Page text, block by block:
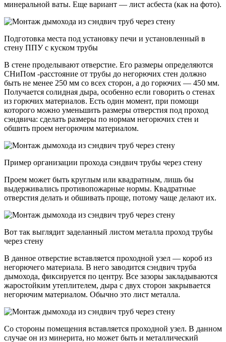
минеральной ваты. Еще вариант — лист асбеста (как на фото).
Подготовка места под установку печи и установленный в
стену ППУ с куском трубы
В стене проделывают отверстие. Его размеры определяются
СНиПом -расстояние от трубы до негорючих стен должно
быть не менее 250 мм со всех сторон, а до горючих — 450 мм.
Получается солидная дыра, особенно если говорить о стенах
из горючих материалов. Есть один момент, при помощи
которого можно уменьшить размеры отверстия под проход
сэндвича: сделать размеры по нормам негорючих стен и
обшить проем негорючим материалом.
Пример организации прохода сэндвич трубы через стену
Проем может быть круглым или квадратным, лишь бы
выдерживались противопожарные нормы. Квадратные
отверстия делать и обшивать проще, потому чаще делают их.
Вот так выглядит заделанный листом металла проход трубы
через стену
В данное отверстие вставляется проходной узел — короб из
негорючего материала. В него заводится сэндвич труба
дымохода, фиксируется по центру. Все зазоры закладываются
жаростойким утеплителем, дыра с двух сторон закрывается
негорючим материалом. Обычно это лист металла.
Со стороны помещения вставляется проходной узел. В данном
случае он из минерита, но может быть и металлический